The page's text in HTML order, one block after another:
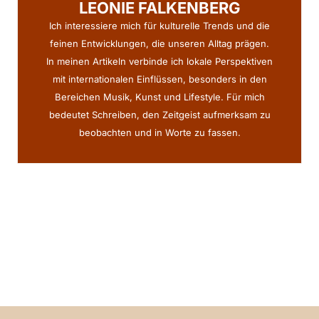
LEONIE FALKENBERG
Ich interessiere mich für kulturelle Trends und die
feinen Entwicklungen, die unseren Alltag prägen.
In meinen Artikeln verbinde ich lokale Perspektiven
mit internationalen Einflüssen, besonders in den
Bereichen Musik, Kunst und Lifestyle. Für mich
bedeutet Schreiben, den Zeitgeist aufmerksam zu
beobachten und in Worte zu fassen.